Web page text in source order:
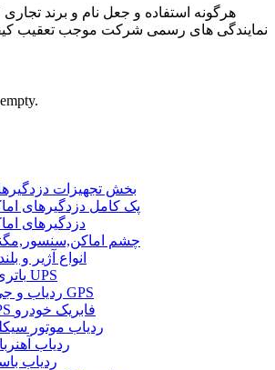
هرگونه استفاده و جعل نام و برند
نمایندگی های رسمی شرکت موجب تعقیب
بخش تجهیزات
پک کامل دزدگیرهای
دزدگیرهای
چشم
انواع آژیر و
باتری و UPS
ردیاب و جی پی اس GPS
GPS فابریک خودرو
ردیاب موتور
ردیاب
ردیاب